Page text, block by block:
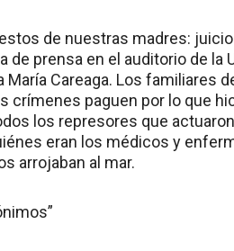
de nuestras madres:
de prensa en el auditorio de la
María Careaga. Los familiares
crímenes paguen por lo que
los represores que
eran los médicos y
arrojaban al mar.